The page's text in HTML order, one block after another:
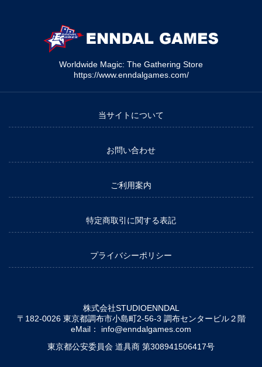
Worldwide Magic: The Gathering Store
https://www.enndalgames.com/
当サイトについて
お問い合わせ
ご利用案内
特定商取引に関する表記
プライバシーポリシー
株式会社STUDIOENNDAL
〒182-0026 東京都調布市小島町2-56-3 調布センタービル２階
eMail： info@enndalgames.com
東京都公安委員会 道具商 第308941506417号